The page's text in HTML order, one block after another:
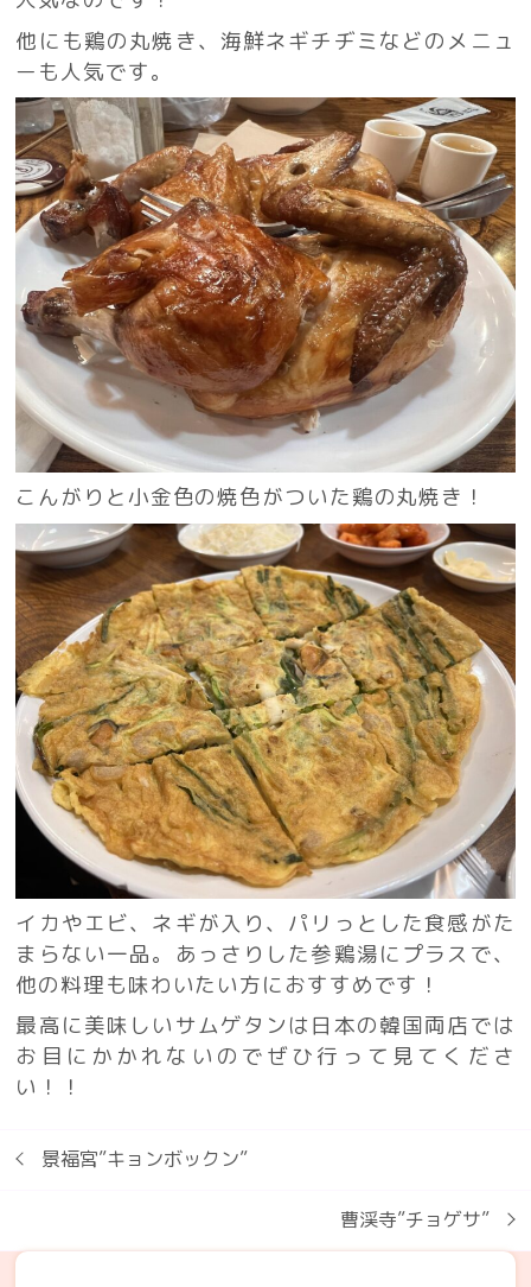
他にも鶏の丸焼き、海鮮ネギチヂミなどのメニュ
ーも人気です。
こんがりと小金色の焼色がついた鶏の丸焼き！
イカやエビ、ネギが入り、パリっとした食感がた
まらない一品。あっさりした参鶏湯にプラスで、
他の料理も味わいたい方におすすめです！
最高に美味しいサムゲタンは日本の韓国両店では
お目にかかれないのでぜひ行って見てくださ
い！！
景福宮”キョンボックン”
曹渓寺”チョゲサ”